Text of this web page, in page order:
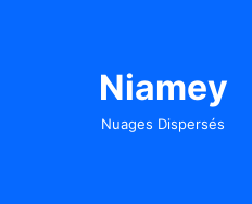
Niamey
Nuages Dispersés